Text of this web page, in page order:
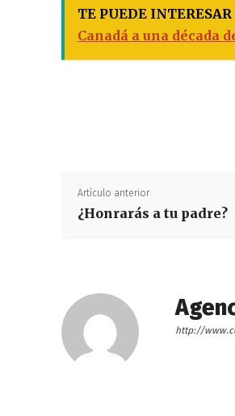
TE PUEDE INTERESAR
Canadá a una década
Artículo anterior
¿Honrarás a tu padre?
http://